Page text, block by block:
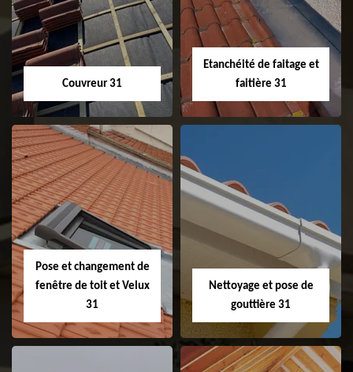
Couvreur 31
Couvreur 31
Etanchéité de faitage et
faitière 31
Etanchéité de
faitage et faitière
31
Pose et changement de
fenêtre de toit et Velux
31
Nettoyage et pose de
gouttière 31